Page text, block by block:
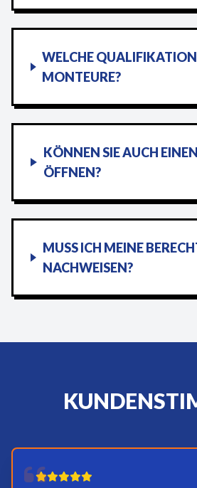
WELCHE
MONTEURE?
KÖNNEN SIE AUCH
ÖFFNEN?
MUSS ICH MEINE
NACHWEISEN?